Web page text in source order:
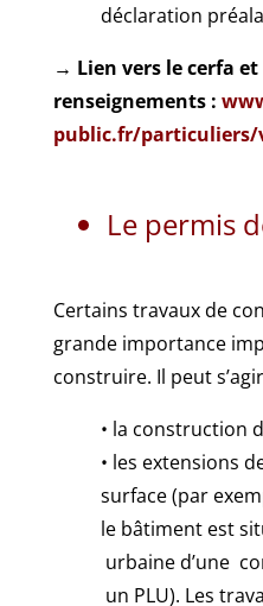
déclaration
→ Lien vers le cerfa et
renseignements :
public.fr/particuliers/
Le permis
Certains travaux de
grande importance
construire. Il peut
• la construction
• les extensions
surface (par
le bâtiment est
urbaine d’une
un PLU). Les